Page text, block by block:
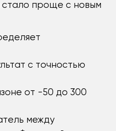
стало проще с новым
с точностью
от -50 до 300
между